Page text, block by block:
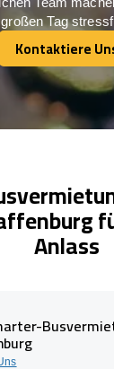
großen Tag
Kontaktiere
Kontaktiere
Anlass